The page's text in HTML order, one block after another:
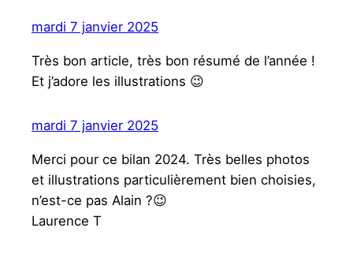
mardi 7 janvier 2025
Très bon article, très bon résumé de l’année !
Et j’adore les illustrations 😉
mardi 7 janvier 2025
Merci pour ce bilan 2024. Très belles photos
et illustrations particulièrement bien choisies,
n’est-ce pas Alain ?😉
Laurence T